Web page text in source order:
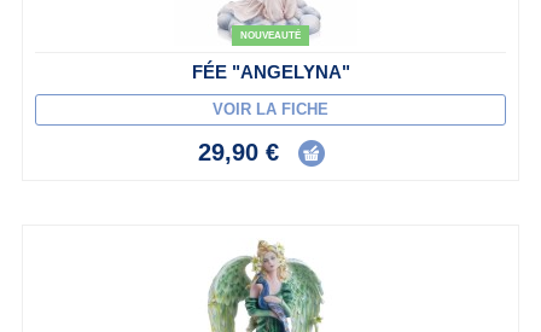
NOUVEAUTÉ
FÉE "ANGELYNA"
VOIR LA FICHE
29,90 €